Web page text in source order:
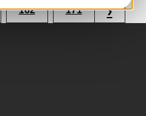
162 171 ›